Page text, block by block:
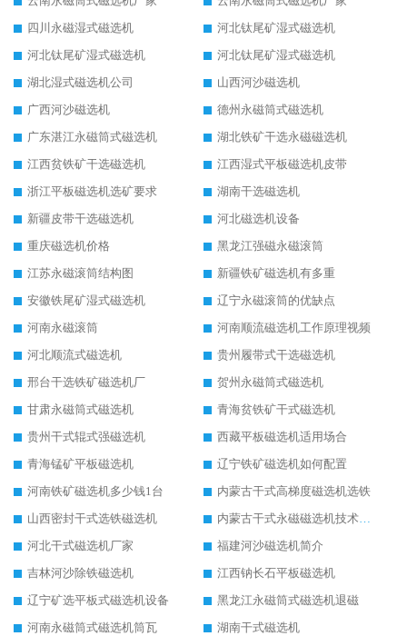
四川永磁湿式磁选机
河北钛尾矿湿式磁选机
河北钛尾矿湿式磁选机
河北钛尾矿湿式磁选机
湖北湿式磁选机公司
山西河沙磁选机
广西河沙磁选机
德州永磁筒式磁选机
广东湛江永磁筒式磁选机
湖北铁矿干选永磁磁选机
江西贫铁矿干选磁选机
江西湿式平板磁选机皮带
浙江平板磁选机选矿要求
湖南干选磁选机
新疆皮带干选磁选机
河北磁选机设备
重庆磁选机价格
黑龙江强磁永磁滚筒
江苏永磁滚筒结构图
新疆铁矿磁选机有多重
安徽铁尾矿湿式磁选机
辽宁永磁滚筒的优缺点
河南永磁滚筒
河南顺流磁选机工作原理视频
河北顺流式磁选机
贵州履带式干选磁选机
邢台干选铁矿磁选机厂
贺州永磁筒式磁选机
甘肃永磁筒式磁选机
青海贫铁矿干式磁选机
贵州干式辊式强磁选机
西藏平板磁选机适用场合
青海锰矿平板磁选机
辽宁铁矿磁选机如何配置
河南铁矿磁选机多少钱1台
内蒙古干式高梯度磁选机选铁
山西密封干式选铁磁选机
内蒙古干式永磁磁选机技术要求
河北干式磁选机厂家
福建河沙磁选机简介
吉林河沙除铁磁选机
江西钠长石平板磁选机
辽宁矿选平板式磁选机设备
黑龙江永磁筒式磁选机退磁
河南永磁筒式磁选机筒瓦
湖南干式磁选机